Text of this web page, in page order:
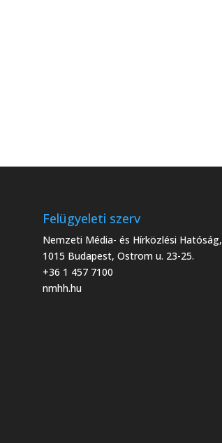
Felügyeleti szerv
Nemzeti Média- és Hírközlési Hatóság,
1015 Budapest, Ostrom u. 23-25.
+36 1 457 7100
nmhh.hu